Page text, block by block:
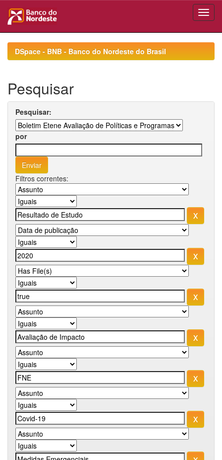
navigationDSpace - BNB - Banco do Nordeste do Brasil
Pesquisar
Pesquisar:
por
Filtros correntes: